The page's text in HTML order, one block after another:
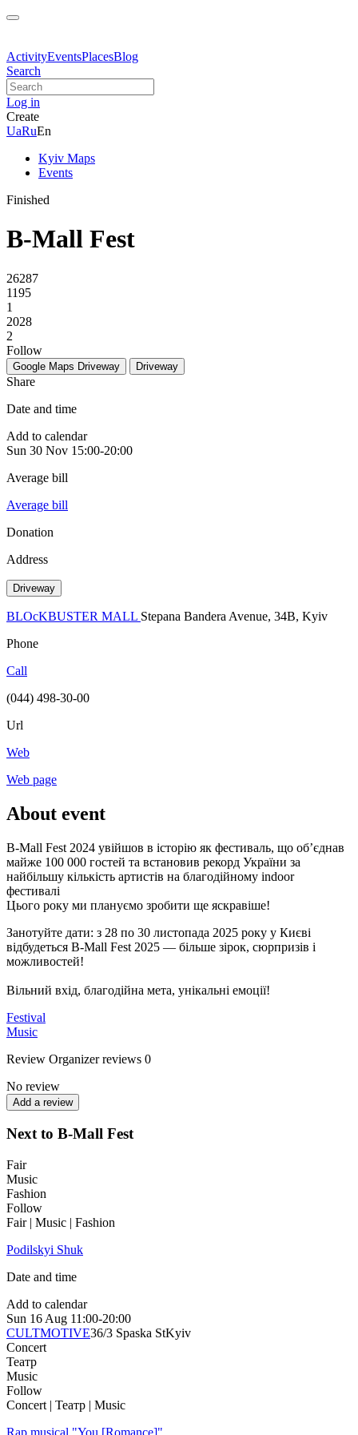
ActivityEventsPlacesBlog
Search
Log in
Create
UaRuEn
Kyiv Maps
Events
Finished
B-Mall Fest
26287
1195
1
2028
2
Follow
Google Maps Driveway Driveway
Share
Date and time
Add to calendar
Sun 30 Nov 15:00-20:00
Average bill
Average bill
Donation
Address
Driveway
BLOсKBUSTER MALL Stepana Bandera Avenue, 34B, Kyiv
Phone
Call
(044) 498-30-00
Url
Web
Web page
About event
B-Mall Fest 2024 увійшов в історію як фестиваль, що об’єднав
майже 100 000 гостей та встановив рекорд України за
найбільшу кількість артистів на благодійному indoor
фестивалі
Цього року ми плануємо зробити ще яскравіше!
Занотуйте дати: з 28 по 30 листопада 2025 року у Києві
відбудеться B-Mall Fest 2025 — більше зірок, сюрпризів і
можливостей!
Вільний вхід, благодійна мета, унікальні емоції!
Festival
Music
Review Organizer reviews 0
No review
Add a review
Next to B-Mall Fest
Fair
Music
Fashion
Follow
Fair | Music | Fashion
Podilskyi Shuk
Date and time
Add to calendar
Sun 16 Aug 11:00-20:00
CULTMOTIVE36/3 Spaska StKyiv
Concert
Театр
Music
Follow
Concert | Театр | Music